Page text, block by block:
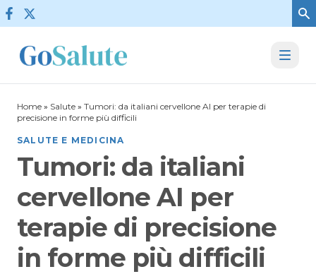
Vai al contenuto
Home » Salute » Tumori: da italiani cervellone AI per terapie di
precisione in forme più difficili
SALUTE E MEDICINA
Tumori: da italiani
cervellone AI per
terapie di precisione
in forme più difficili